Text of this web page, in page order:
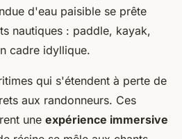
d'eau paisible se prête
nautiques : paddle, kayak,
cadre idyllique.
qui s'étendent à perte de
aux randonneurs. Ces
une expérience immersive